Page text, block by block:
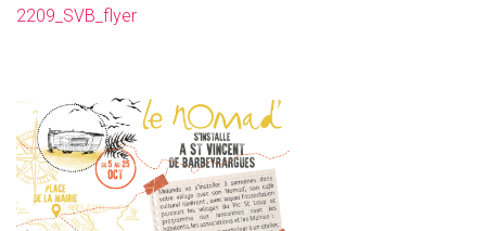
2209_SVB_flyer